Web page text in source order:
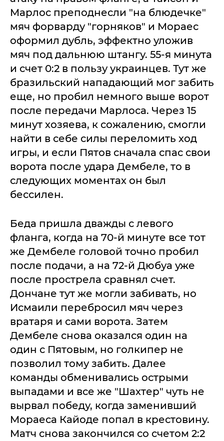
Марлос преподнесли "на блюдечке"
мяч форварду "горняков" и Мораес
оформил дубль, эффектно уложив
мяч под дальнюю штангу. 55-я минута
и счет 0:2 в пользу украинцев. Тут же
бразильский нападающий мог забить
еще, но пробил немного выше ворот
после передачи Марлоса. Через 15
минут хозяева, к сожалению, смогли
найти в себе силы переломить ход
игры, и если Пятов сначала спас свои
ворота после удара Дембеле, то в
следующих моментах он был
бессилен.
Беда пришла дважды с левого
фланга, когда на 70-й минуте все тот
же Дембеле головой точно пробил
после подачи, а на 72-й Дюбуа уже
после прострела сравнял счет.
Дончане тут же могли забивать, но
Исмаили перебросил мяч через
вратаря и сами ворота. Затем
Дембеле снова оказался один на
один с Пятовым, но голкипер не
позволил тому забить. Далее
команды обменивались острыми
выпадами и все же "Шахтер" чуть не
вырвал победу, когда заменивший
Мораеса Кайоде попал в крестовину.
Матч снова закончился со счетом 2:2